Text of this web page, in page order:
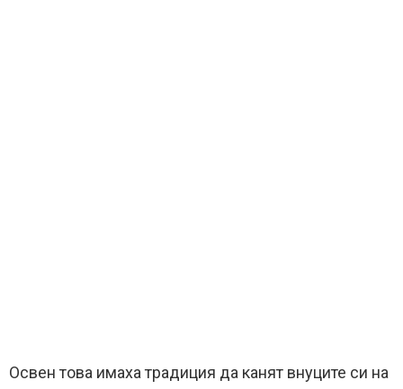
Освен това имаха традиция да канят внуците си на